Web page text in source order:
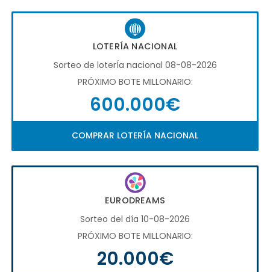
LOTERÍA NACIONAL
Sorteo de loterÍa nacional 08-08-2026
PRÓXIMO BOTE MILLONARIO:
600.000€
COMPRAR LOTERÍA NACIONAL
EURODREAMS
Sorteo del día 10-08-2026
PRÓXIMO BOTE MILLONARIO:
20.000€